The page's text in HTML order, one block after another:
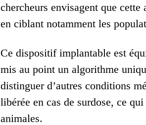
chercheurs envisagent que
en ciblant notamment les
Ce dispositif implantable est
mis au point un algorithme
distinguer d’autres conditions
libérée en cas de surdose, ce
animales.